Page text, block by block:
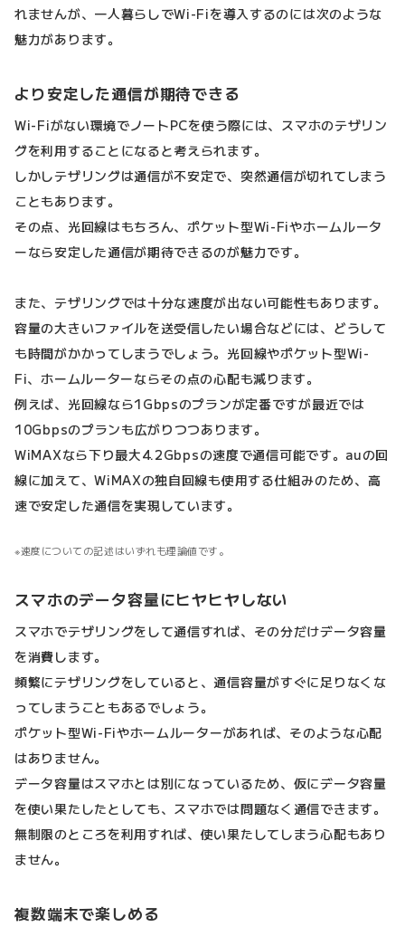
れませんが、一人暮らしでWi-Fiを導入するのには次のような
魅力があります。
より安定した通信が期待できる
Wi-Fiがない環境でノートPCを使う際には、スマホのテザリン
グを利用することになると考えられます。
しかしテザリングは通信が不安定で、突然通信が切れてしまう
こともあります。
その点、光回線はもちろん、ポケット型Wi-Fiやホームルータ
ーなら安定した通信が期待できるのが魅力です。
また、テザリングでは十分な速度が出ない可能性もあります。
容量の大きいファイルを送受信したい場合などには、どうして
も時間がかかってしまうでしょう。光回線やポケット型Wi-
Fi、ホームルーターならその点の心配も減ります。
例えば、光回線なら1Gbpsのプランが定番ですが最近では
10Gbpsのプランも広がりつつあります。
WiMAXなら下り最大4.2Gbpsの速度で通信可能です。auの回
線に加えて、WiMAXの独自回線も使用する仕組みのため、高
速で安定した通信を実現しています。
速度についての記述はいずれも理論値です。
スマホのデータ容量にヒヤヒヤしない
スマホでテザリングをして通信すれば、その分だけデータ容量
を消費します。
頻繁にテザリングをしていると、通信容量がすぐに足りなくな
ってしまうこともあるでしょう。
ポケット型Wi-Fiやホームルーターがあれば、そのような心配
はありません。
データ容量はスマホとは別になっているため、仮にデータ容量
を使い果たしたとしても、スマホでは問題なく通信できます。
無制限のところを利用すれば、使い果たしてしまう心配もあり
ません。
複数端末で楽しめる